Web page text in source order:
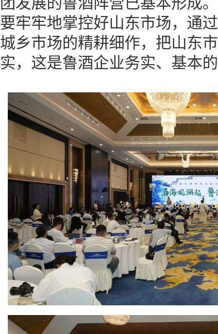
要牢牢地掌控好山东市场，通
城乡市场的精耕细作，把山东
实，这是鲁酒企业务实、基本